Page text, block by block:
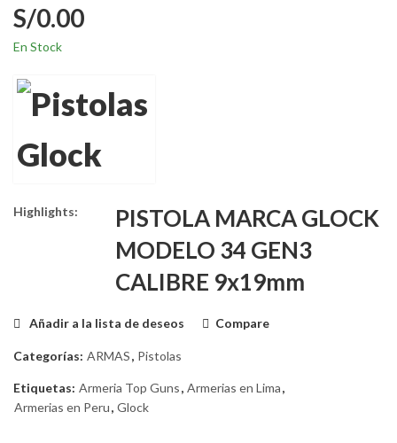
S/0.00
En Stock
Highlights:
PISTOLA MARCA GLOCK
MODELO 34 GEN3
CALIBRE 9x19mm
Añadir a la lista de deseos Compare
Categorías: ARMAS, Pistolas
Etiquetas: Armeria Top Guns, Armerias en Lima,
Armerias en Peru, Glock